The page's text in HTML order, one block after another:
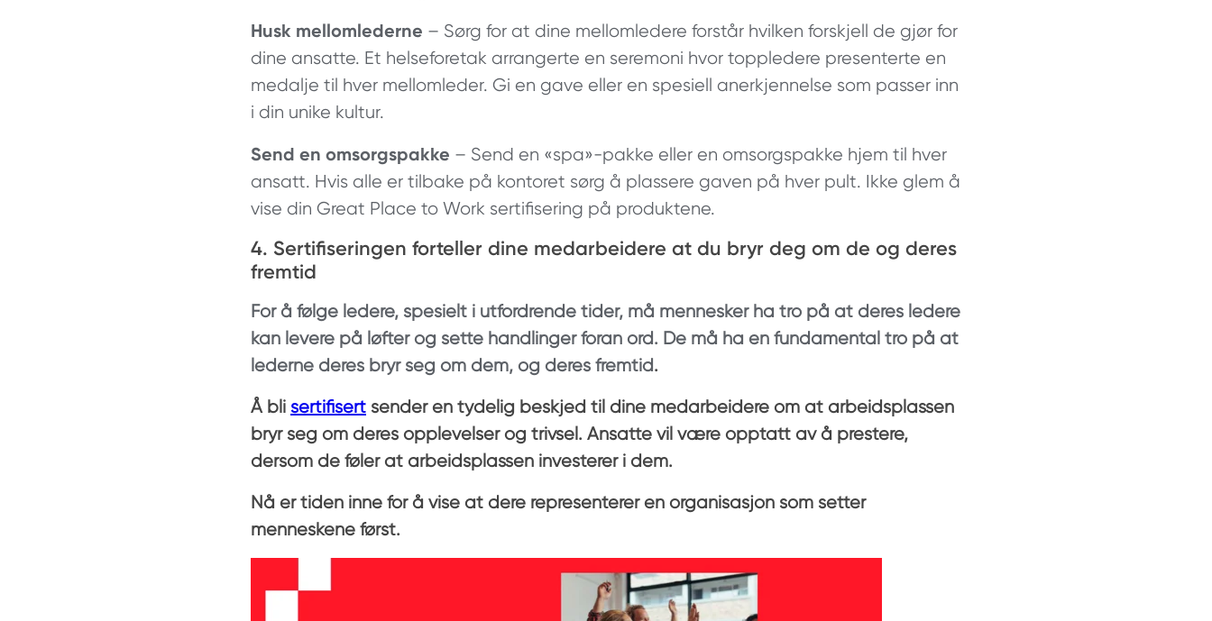
Husk mellomlederne – Sørg for at dine mellomledere forstår hvilken forskjell de gjør for
dine ansatte. Et helseforetak arrangerte en seremoni hvor toppledere presenterte en
medalje til hver mellomleder. Gi en gave eller en spesiell anerkjennelse som passer inn
i din unike kultur.
Send en omsorgspakke – Send en «spa»-pakke eller en omsorgspakke hjem til hver
ansatt. Hvis alle er tilbake på kontoret sørg å plassere gaven på hver pult. Ikke glem å
vise din Great Place to Work sertifisering på produktene.
4. Sertifiseringen forteller dine medarbeidere at du bryr deg om de og deres
fremtid
For å følge ledere, spesielt i utfordrende tider, må mennesker ha tro på at deres ledere
kan levere på løfter og sette handlinger foran ord. De må ha en fundamental tro på at
lederne deres bryr seg om dem, og deres fremtid.
Å bli sertifisert sender en tydelig beskjed til dine medarbeidere om at arbeidsplassen
bryr seg om deres opplevelser og trivsel. Ansatte vil være opptatt av å prestere,
dersom de føler at arbeidsplassen investerer i dem.
Nå er tiden inne for å vise at dere representerer en organisasjon som setter
menneskene først.